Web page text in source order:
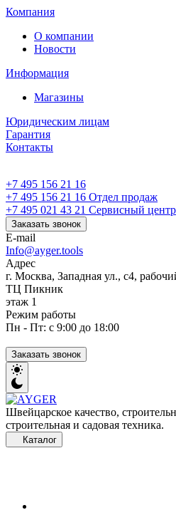
Компания
О компании
Новости
Информация
Магазины
Юридическим лицам
Гарантия
Контакты
+7 495 156 21 16
+7 495 156 21 16 Отдел продаж
+7 495 021 43 21 Cервисный центр
Заказать звонок
E-mail
Info@ayger.tools
Адрес
г. Москва, Западная ул., с4,
ТЦ Пикник
этаж 1
Режим работы
Пн - Пт: с 9:00 до 18:00
Заказать звонок
Швейцарское качество,
строительная и садовая техника.
Каталог